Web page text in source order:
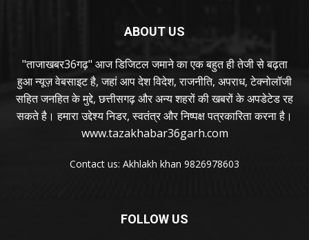
ABOUT US
"ताजाखबर36गढ़" आज डिजिटल जमाने का एक बहुत ही तेजी से बढ़ता
हुआ न्यूज़ वेबसाइट है, जहां आप देश विदेश, राजनीति, अपराध, टेक्नोलॉजी
सहित जनहित के मुद्दे, छत्तीसगढ़ और अन्य शहरों की खबरों के अपडेटेड रह
सकते है। हमारा उद्देश्य निडर, स्वतंत्र और निष्पक्ष पत्रकारिता करना है।
www.tazakhabar36garh.com
Contact us: Akhlakh khan 9826978603
FOLLOW US